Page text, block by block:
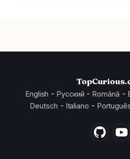
English -Русский -Română -
Deutsch - Italiano -